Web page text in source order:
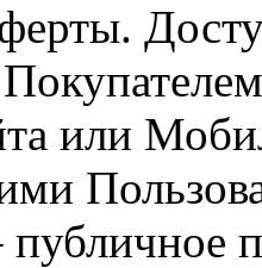
или